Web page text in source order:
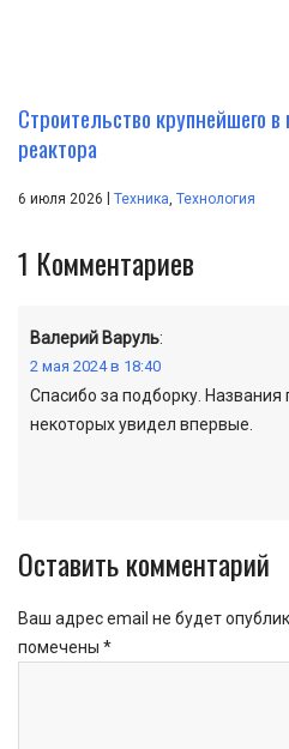
Строительство крупнейшего
реактора
6 июля 2026 Техника, Технология
1 Комментариев
Валерий Варуль:
2 мая 2024 в 18:40
Спасибо за подборку. Названия
некоторых увидел впервые.
Оставить комментарий
Ваш адрес email не будет
помечены *